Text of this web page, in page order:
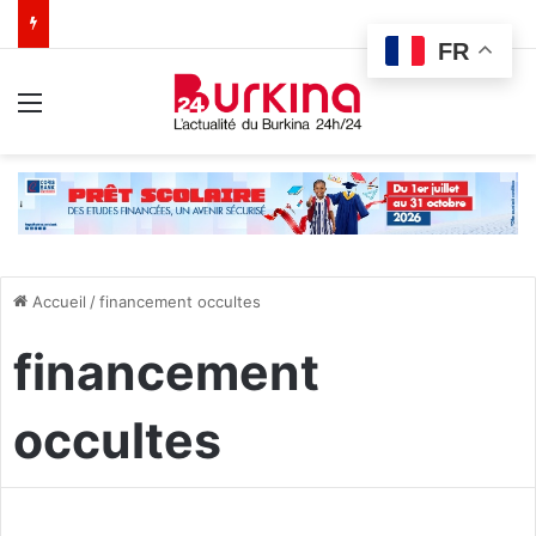
Accueil /financement occultes
financement
occultes
FR